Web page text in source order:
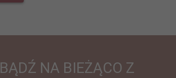
BĄDŹ NA BIEŻĄCO Z